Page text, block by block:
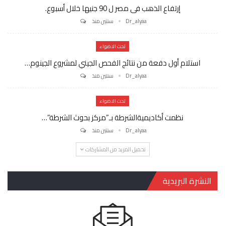
إرتفاع الذهب فى مصر ل 90 جنيها خلال أسبوع.
Dr_alyaa سنتين منذ
تحت الاضواء
استلام أول دفعة من نتائج الفحص الجيني لمشروع الجينوم…
Dr_alyaa سنتين منذ
تحت الاضواء
نظمت أكاديميةالشرطة بـ”مركز بحوث الشرطة”…
Dr_alyaa
سنتين منذ
تحميل المزيد من المشاركات
النشرة البريدية